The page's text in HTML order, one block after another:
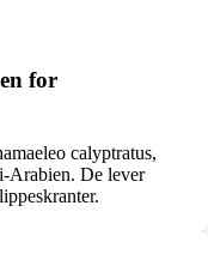
for
calyptratus,
Arabien. De lever